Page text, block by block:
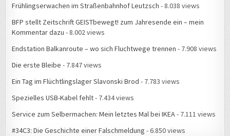
Frühlingserwachen im Straßenbahnhof Leutzsch - 8.038 views
BFP stellt Zeitschrift GEISTbewegt! zum Jahresende ein – mein
Kommentar dazu - 8.002 views
Endstation Balkanroute – wo sich Fluchtwege trennen - 7.908 views
Die erste Bleibe - 7.847 views
Ein Tag im Flüchtlingslager Slavonski Brod - 7.783 views
Spezielles USB-Kabel fehlt- 7.434 views
Service zum Selbermachen: Mein letztes Mal bei IKEA- 7.111 views
#34C3: Die Geschichte einer Falschmeldung - 6.850 views